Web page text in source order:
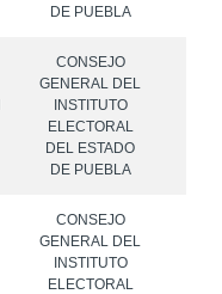
DE PUEBLA
CONSEJO
GENERAL DEL
INSTITUTO
ELECTORAL
DEL ESTADO
DE PUEBLA
CONSEJO
GENERAL DEL
INSTITUTO
ELECTORAL